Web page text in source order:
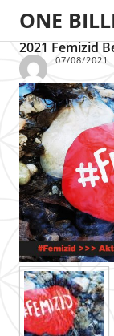
ONE
2021 Femizid
07/08/2021